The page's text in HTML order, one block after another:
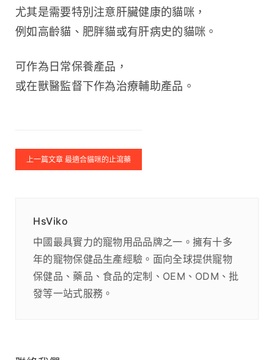
尤其是需要特別注意肝臟健康的貓咪，
例如高齡貓、肥胖貓或有肝病史的貓咪。
可作為日常保養產品，
或在獸醫監督下作為治療輔助產品。
上一篇文章 最適合貓咪的止瀉藥
HsViko
中國最具實力的寵物用品品牌之一。擁有十多
年的寵物保健品生產經驗。面向全球提供寵物
保健品、藥品、食品的定制、OEM、ODM、批
發等一站式服務。